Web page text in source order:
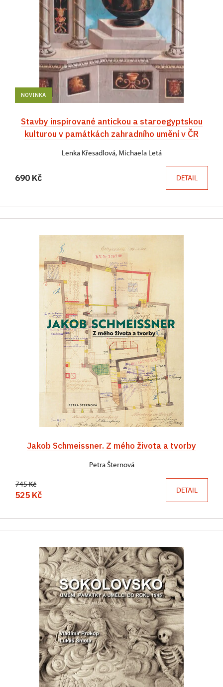
NOVINKA
Stavby inspirované antickou a staroegyptskou
kulturou v památkách zahradního umění v ČR
Lenka Křesadlová, Michaela Letá
690 Kč DETAIL
Jakob Schmeissner. Z mého života a tvorby
Petra Šternová
745 Kč
525 Kč DETAIL